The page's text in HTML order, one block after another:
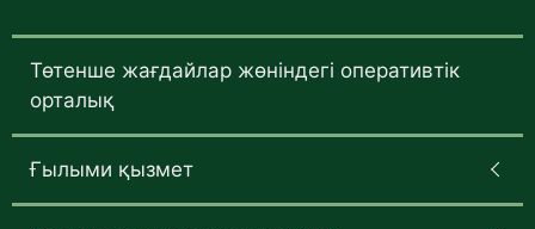
Төтенше жағдайлар жөніндегі оперативтік
орталық
Ғылыми қызмет